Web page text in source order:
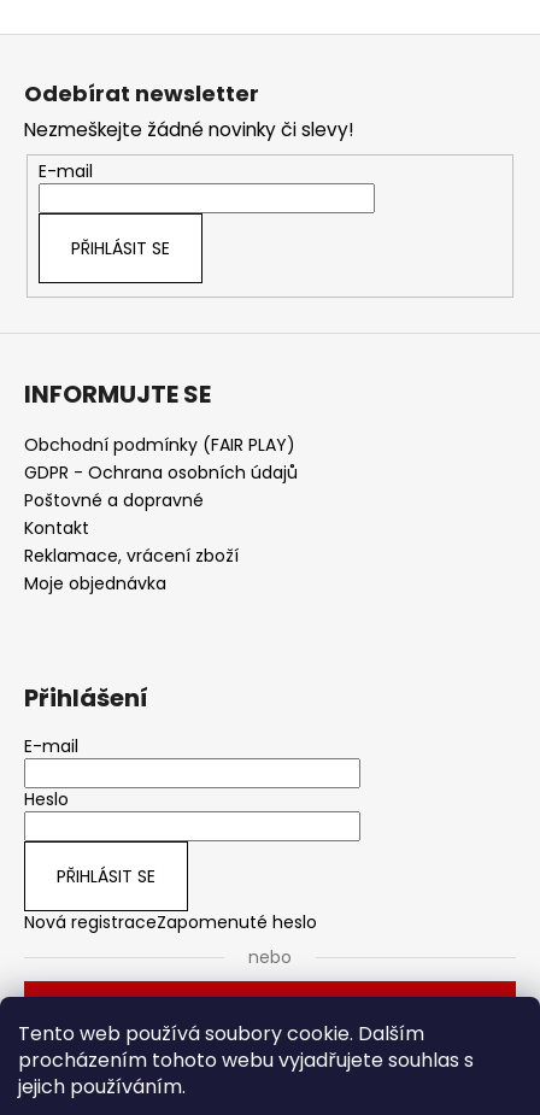
Tento web používá soubory cookie. Dalším
procházením tohoto webu vyjadřujete souhlas s
jejich používáním.
Z
Odebírat newsletter
Nezmeškejte žádné novinky či slevy!
E-mail
PŘIHLÁSIT SE
INFORMUJTE SE
Obchodní podmínky (FAIR PLAY)
GDPR - Ochrana osobních údajů
Poštovné a dopravné
Kontakt
Reklamace, vrácení zboží
Moje objednávka
Přihlášení
E-mail
Heslo
PŘIHLÁSIT SE
Nová registraceZapomenuté heslo
nebo